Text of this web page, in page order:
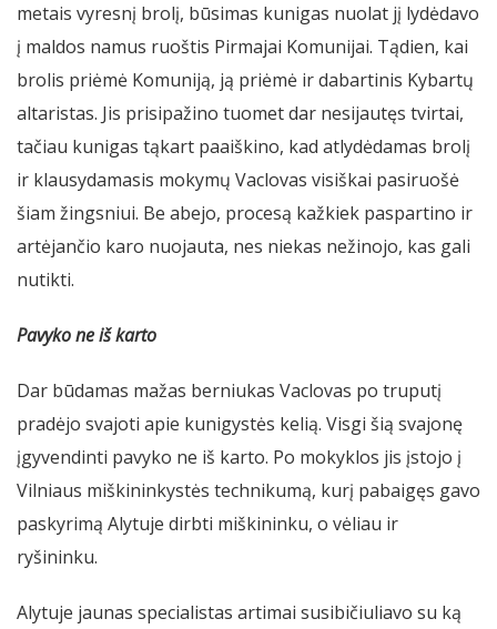
metais vyresnį brolį, būsimas kunigas nuolat jį lydėdavo
į maldos namus ruoštis Pirmajai Komunijai. Tądien, kai
brolis priėmė Komuniją, ją priėmė ir dabartinis Kybartų
altaristas. Jis prisipažino tuomet dar nesijautęs tvirtai,
tačiau kunigas tąkart paaiškino, kad atlydėdamas brolį
ir klausydamasis mokymų Vaclovas visiškai pasiruošė
šiam žingsniui. Be abejo, procesą kažkiek paspartino ir
artėjančio karo nuojauta, nes niekas nežinojo, kas gali
nutikti.
Pavyko ne iš karto
Dar būdamas mažas berniukas Vaclovas po truputį
pradėjo svajoti apie kunigystės kelią. Visgi šią svajonę
įgyvendinti pavyko ne iš karto. Po mokyklos jis įstojo į
Vilniaus miškininkystės technikumą, kurį pabaigęs gavo
paskyrimą Alytuje dirbti miškininku, o vėliau ir
ryšininku.
Alytuje jaunas specialistas artimai susibičiuliavo su ką